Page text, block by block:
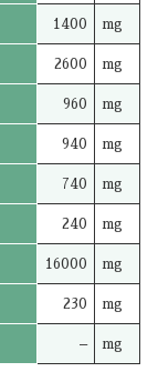
1400 mg
2600 mg
960 mg
940 mg
740 mg
240 mg
16000 mg
230 mg
– mg